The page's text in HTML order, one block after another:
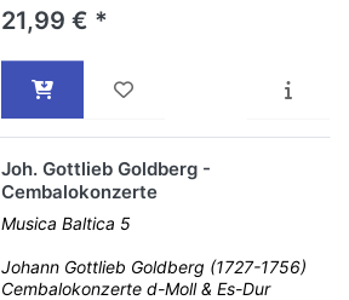
21,99 € *
Joh. Gottlieb Goldberg -
Cembalokonzerte
Musica Baltica 5
Johann Gottlieb Goldberg (1727-1756)
Cembalokonzerte d-Moll & Es-Dur